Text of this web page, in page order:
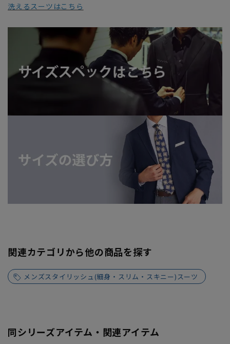
洗えるスーツはこちら
関連カテゴリから他の商品を探す
メンズスタイリッシュ(細身・スリム・スキニー)スーツ
同シリーズアイテム・関連アイテム